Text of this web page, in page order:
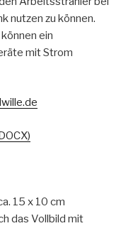
nutzen zu können.
ein
mit Strom
15 x 10 cm
das Vollbild mit